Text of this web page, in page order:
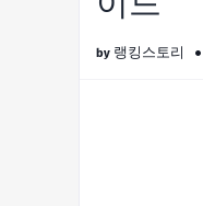
랭킹스토리